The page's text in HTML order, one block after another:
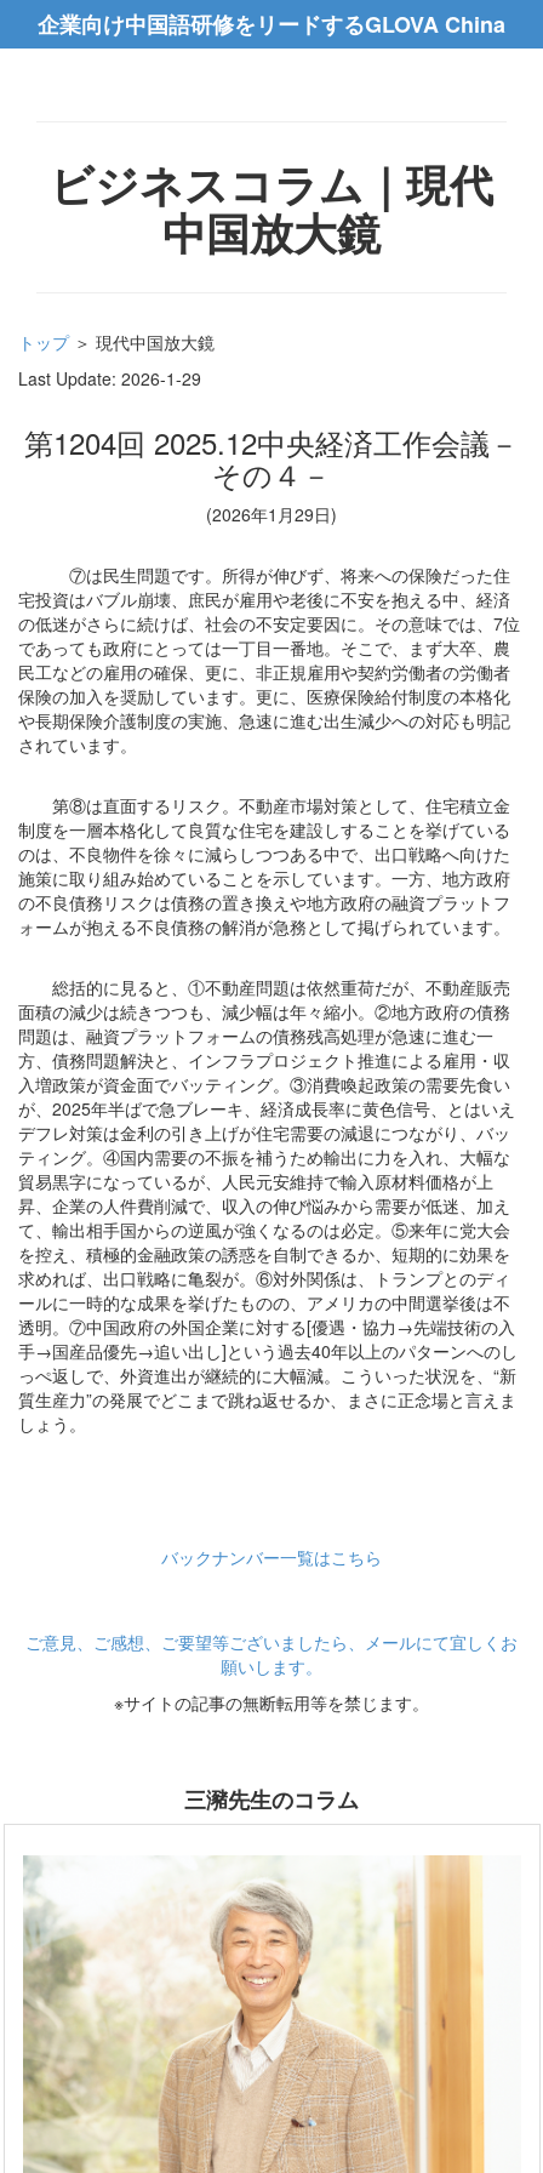
企業向け中国語研修をリードするGLOVA China
ビジネスコラム｜現代
中国放大鏡
トップ＞ 現代中国放大鏡
Last Update: 2026-1-29
第1204回 2025.12中央経済工作会議－
その４－
(2026年1月29日)
⑦は民生問題です。所得が伸びず、将来への保険だった住
宅投資はバブル崩壊、庶民が雇用や老後に不安を抱える中、経済
の低迷がさらに続けば、社会の不安定要因に。その意味では、7位
であっても政府にとっては一丁目一番地。そこで、まず大卒、農
民工などの雇用の確保、更に、非正規雇用や契約労働者の労働者
保険の加入を奨励しています。更に、医療保険給付制度の本格化
や長期保険介護制度の実施、急速に進む出生減少への対応も明記
されています。
第⑧は直面するリスク。不動産市場対策として、住宅積立金
制度を一層本格化して良質な住宅を建設しすることを挙げている
のは、不良物件を徐々に減らしつつある中で、出口戦略へ向けた
施策に取り組み始めていることを示しています。一方、地方政府
の不良債務リスクは債務の置き換えや地方政府の融資プラットフ
ォームが抱える不良債務の解消が急務として掲げられています。
総括的に見ると、①不動産問題は依然重荷だが、不動産販売
面積の減少は続きつつも、減少幅は年々縮小。②地方政府の債務
問題は、融資プラットフォームの債務残高処理が急速に進む一
方、債務問題解決と、インフラプロジェクト推進による雇用・収
入増政策が資金面でバッティング。③消費喚起政策の需要先食い
が、2025年半ばで急ブレーキ、経済成長率に黄色信号、とはいえ
デフレ対策は金利の引き上げが住宅需要の減退につながり、バッ
ティング。④国内需要の不振を補うため輸出に力を入れ、大幅な
貿易黒字になっているが、人民元安維持で輸入原材料価格が上
昇、企業の人件費削減で、収入の伸び悩みから需要が低迷、加え
て、輸出相手国からの逆風が強くなるのは必定。⑤来年に党大会
を控え、積極的金融政策の誘惑を自制できるか、短期的に効果を
求めれば、出口戦略に亀裂が。⑥対外関係は、トランプとのディ
ールに一時的な成果を挙げたものの、アメリカの中間選挙後は不
透明。⑦中国政府の外国企業に対する[優遇・協力→先端技術の入
手→国産品優先→追い出し]という過去40年以上のパターンへのし
っぺ返しで、外資進出が継続的に大幅減。こういった状況を、“新
質生産力”の発展でどこまで跳ね返せるか、まさに正念場と言えま
しょう。
バックナンバー一覧はこちら
ご意見、ご感想、ご要望等ございましたら、メールにて宜しくお
願いします。
※サイトの記事の無断転用等を禁じます。
三瀦先生のコラム